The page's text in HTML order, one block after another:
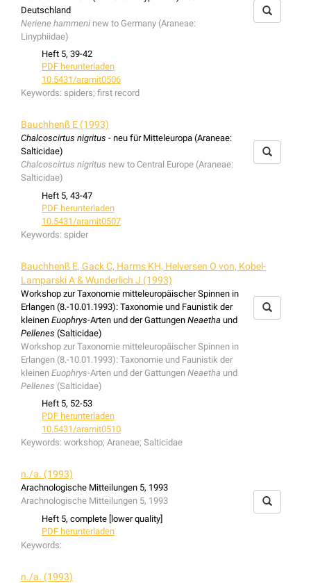
Deutschland
Neriene hammeni new to Germany (Araneae:
Linyphiidae)
Heft 5, 39-42
PDF herunterladen
10.5431/aramit0506
Keywords: spiders; first record
Bauchhenß E (1993)
Chalcoscirtus nigritus - neu für Mitteleuropa (Araneae:
Salticidae)
Chalcoscirtus nigritus new to Central Europe (Araneae:
Salticidae)
Heft 5, 43-47
PDF herunterladen
10.5431/aramit0507
Keywords: spider
Bauchhenß E, Gack C, Harms KH, Helversen O von, Kobel-
Lamparski A & Wunderlich J (1993)
Workshop zur Taxonomie mitteleuropäischer Spinnen in
Erlangen (8.-10.01.1993): Taxonomie und Faunistik der
kleinen Euophrys-Arten und der Gattungen Neaetha und
Pellenes (Salticidae)
Workshop zur Taxonomie mitteleuropäischer Spinnen in
Erlangen (8.-10.01.1993): Taxonomie und Faunistik der
kleinen Euophrys-Arten und der Gattungen Neaetha und
Pellenes (Salticidae)
Heft 5, 52-53
PDF herunterladen
10.5431/aramit0510
Keywords: workshop; Araneae; Salticidae
n./a. (1993)
Arachnologische Mitteilungen 5, 1993
Arachnologische Mitteilungen 5, 1993
Heft 5, complete [lower quality]
PDF herunterladen
Keywords:
n./a. (1993)